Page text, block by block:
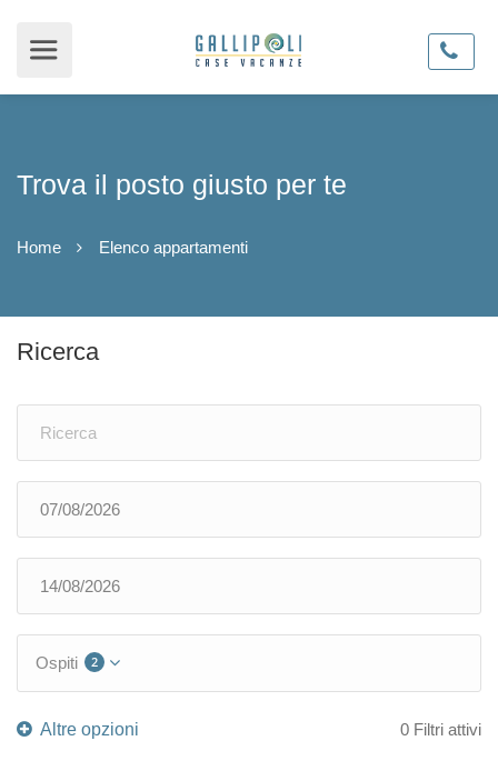
Trova il posto giusto per te
Home Elenco appartamenti
Ricerca
Ospiti 2
0 Filtri attivi